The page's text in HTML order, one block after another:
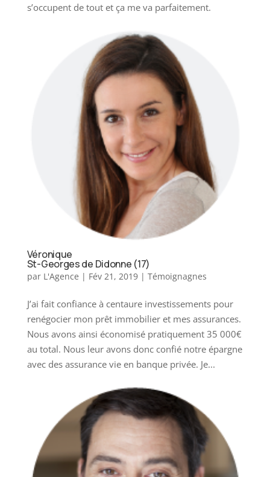
s’occupent de tout et ça me va parfaitement.
Véronique
St-Georges de Didonne (17)
par L'Agence | Fév 21, 2019| Témoignagnes
J’ai fait confiance à centaure investissements pour
renégocier mon prêt immobilier et mes assurances.
Nous avons ainsi économisé pratiquement 35 000€
au total. Nous leur avons donc confié notre épargne
avec des assurance vie en banque privée. Je...